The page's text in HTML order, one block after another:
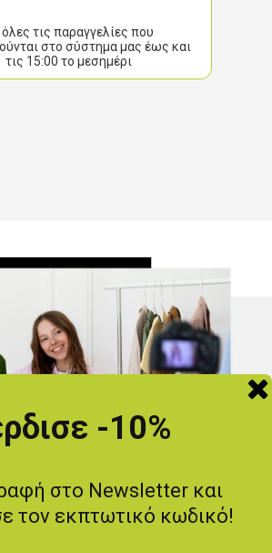
όλες τις παραγγελίες που
στο σύστημα μας έως και
τις 15:00 το μεσημέρι
ραντεβού για Live Παρουσίαση
-10%
στο Newsletter και
τον εκπτωτικό κωδικό!